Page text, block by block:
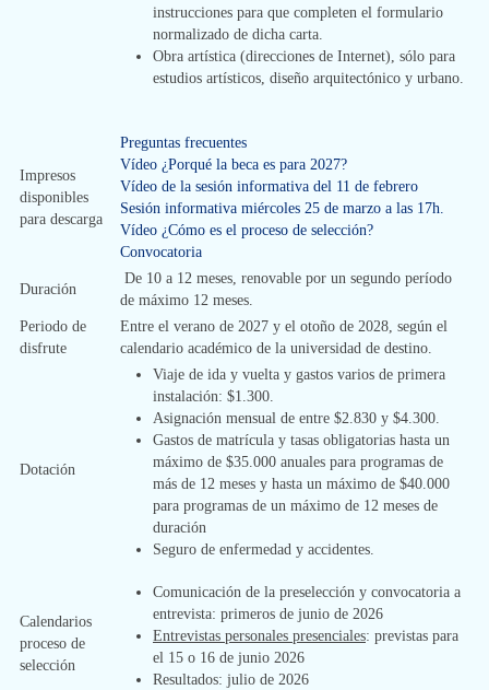
instrucciones para que completen el formulario
normalizado de dicha carta.
Obra artística (direcciones de Internet), sólo para
estudios artísticos, diseño arquitectónico y urbano.
Impresos
disponibles
para descarga
Preguntas frecuentes
Vídeo ¿Porqué la beca es para 2027?
Vídeo de la sesión informativa del 11 de febrero
Sesión informativa miércoles 25 de marzo a las 17h.
Vídeo ¿Cómo es el proceso de selección?
Convocatoria
Duración
​ De 10 a 12 meses, renovable por un segundo período
de máximo 12 meses.
Periodo de
disfrute
​Entre el verano de 2027 y el otoño de 2028, según el
calendario académico de la universidad de destino.
Dotación
Viaje de ida y vuelta y gastos varios de primera
instalación: $1.300.
Asignación mensual de entre $2.830 y $4.300.
Gastos de matrícula y tasas obligatorias hasta un
máximo de $35.000 anuales para programas de
más de 12 meses y hasta un máximo de $40.000
para programas de un máximo de 12 meses de
duración
Seguro de enfermedad y accidentes.
Calendarios
proceso de
selección
Comunicación de la preselección y convocatoria a
entrevista: primeros de junio de 2026
Entrevistas personales presenciales: previstas para
el 15 o 16 de junio 2026
Resultados: julio de 2026